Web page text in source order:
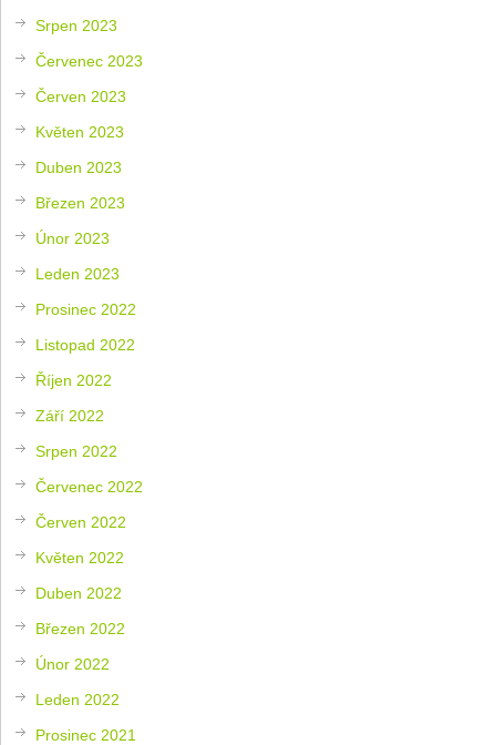
Srpen 2023
Červenec 2023
Červen 2023
Květen 2023
Duben 2023
Březen 2023
Únor 2023
Leden 2023
Prosinec 2022
Listopad 2022
Říjen 2022
Září 2022
Srpen 2022
Červenec 2022
Červen 2022
Květen 2022
Duben 2022
Březen 2022
Únor 2022
Leden 2022
Prosinec 2021